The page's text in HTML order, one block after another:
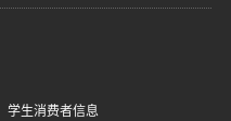
学生消费者信息